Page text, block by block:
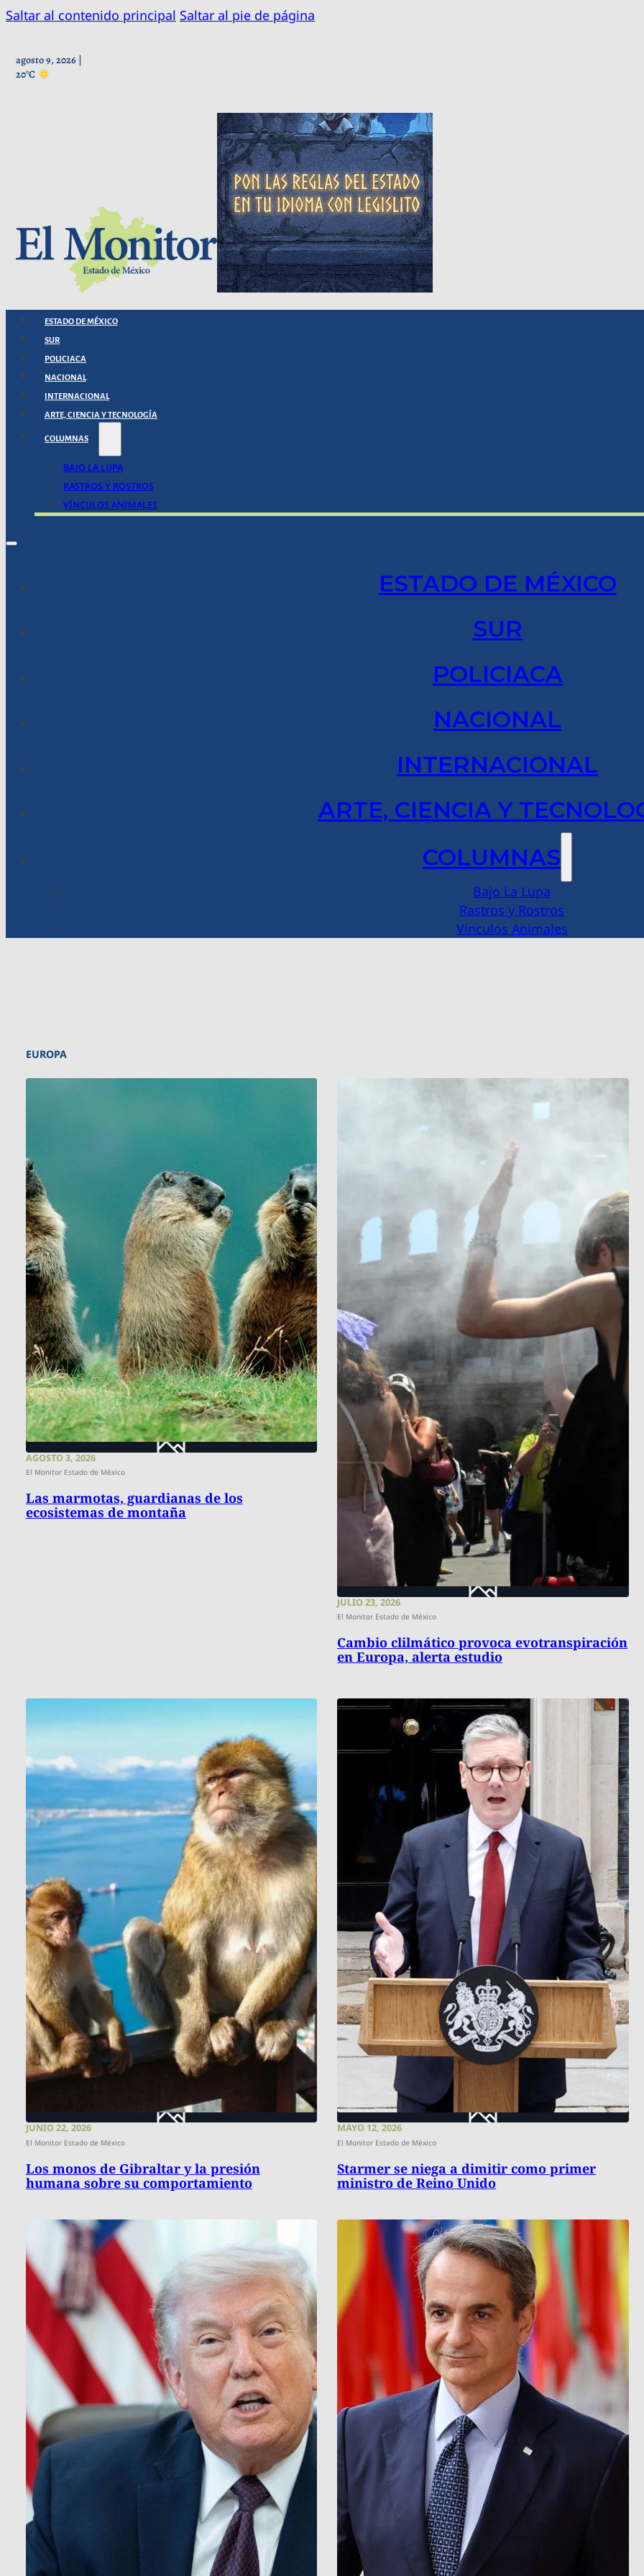
Saltar al contenido principal Saltar al pie de página
agosto 9, 2026 |
20°C
ESTADO DE MÉXICO
SUR
POLICIACA
NACIONAL
INTERNACIONAL
ARTE, CIENCIA Y TECNOLOGÍA
COLUMNAS
BAJO LA LUPA
RASTROS Y ROSTROS
VÍNCULOS ANIMALES
ESTADO DE MÉXICO
SUR
POLICIACA
NACIONAL
INTERNACIONAL
ARTE, CIENCIA Y
COLUMNAS
Bajo La Lupa
Rastros y Rostros
Vínculos Animales
EUROPA
AGOSTO 3, 2026
El Monitor Estado de México
Las marmotas, guardianas de los
ecosistemas de montaña
JULIO 23, 2026
El Monitor Estado de México
Cambio clilmático provoca evotranspiración
en Europa, alerta estudio
JUNIO 22, 2026
El Monitor Estado de México
Los monos de Gibraltar y la presión
humana sobre su comportamiento
MAYO 12, 2026
El Monitor Estado de México
Starmer se niega a dimitir como primer
ministro de Reino Unido